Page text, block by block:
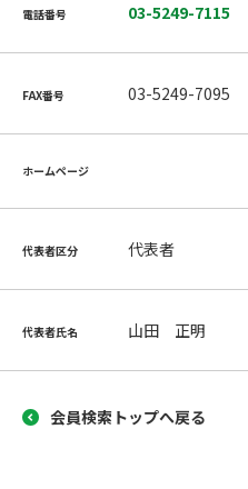
電話番号 03-5249-7115
FAX番号 03-5249-7095
ホームページ
代表者区分 代表者
代表者氏名 山田 正明
会員検索トップへ戻る